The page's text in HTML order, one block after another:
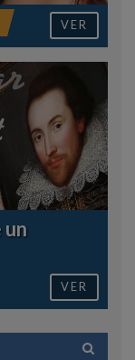
VER
un
VER